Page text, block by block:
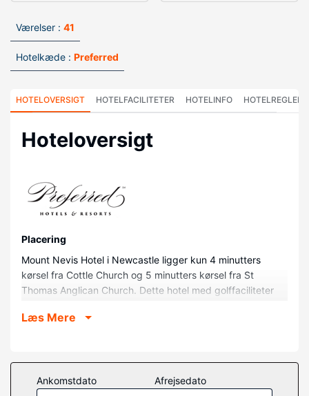
Værelser : 41
Hotelkæde : Preferred
HOTELOVERSIGT HOTELFACILITETER HOTELINFO HOTELREGLER
Hoteloversigt
Placering
Mount Nevis Hotel i Newcastle ligger kun 4 minutters
kørsel fra Cottle Church og 5 minutters kørsel fra St
Thomas Anglican Church. Dette hotel med golffaciliteter
Botaniske Have.
Føl dig hjemme i et af de 41 aircondition-afkølede
værelser. Værelserne har privat møbleret balkon eller
terrasse. Med gratis Wi-Fi kan du altid komme på nettet.
Læs Mere
Ankomstdato Afrejsedato